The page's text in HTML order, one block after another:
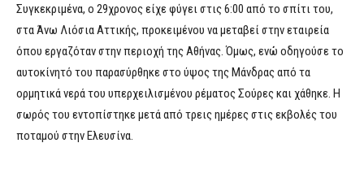
Συγκεκριμένα, ο 29χρονος είχε φύγει στις 6:00 από το σπίτι του,
στα Άνω Λιόσια Αττικής, προκειμένου να μεταβεί στην εταιρεία
όπου εργαζόταν στην περιοχή της Αθήνας. Όμως, ενώ οδηγούσε το
αυτοκίνητό του παρασύρθηκε στο ύψος της Μάνδρας από τα
ορμητικά νερά του υπερχειλισμένου ρέματος Σούρες και χάθηκε. Η
σωρός του εντοπίστηκε μετά από τρεις ημέρες στις εκβολές του
ποταμού στην Ελευσίνα.